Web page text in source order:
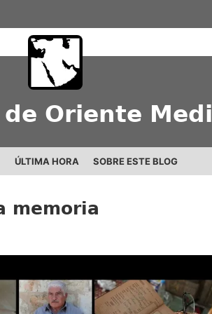
Oriente
ÚLTIMA HORA SOBRE ESTE BLOG
memoria